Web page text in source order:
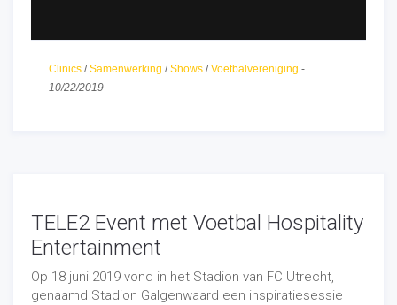
tegen ADO Den Haag. Voor dit duel was er een
speciale familieaanbieding. Men kon een kaartje voor
Clinics /Samenwerking /Shows /Voetbalvereniging -
10/22/2019
TELE2 Event met Voetbal Hospitality
Entertainment
Op 18 juni 2019 vond in het Stadion van FC Utrecht,
genaamd Stadion Galgenwaard een inspiratiesessie